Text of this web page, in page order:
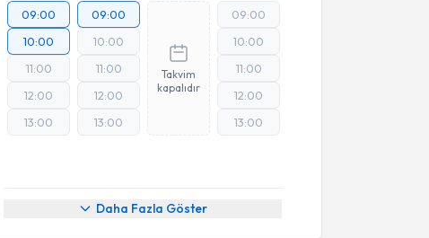
Online Görüşme
09:00
10:00
11:00
12:00
13:00
09:00
10:00
11:00
12:00
13:00
Takvim
kapalıdır
09:00
10:00
11:00
12:00
13:00
Daha Fazla Göster